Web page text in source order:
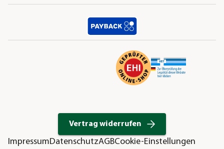
Vertrag widerrufen
ImpressumDatenschutzAGBCookie-Einstellungen